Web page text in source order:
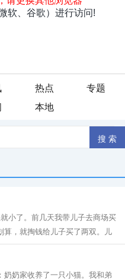
热点
专题
本地
小了。前几天我带儿子去商场买
算，就掏钱给儿子买了两双。儿
奶家收养了一只小猫。我和弟